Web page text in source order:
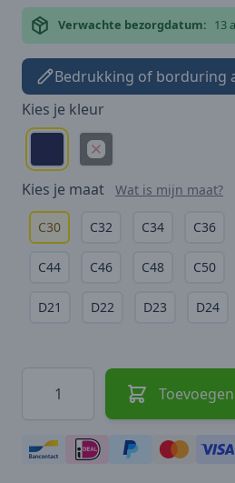
Verwachte bezorgdatum: 13
Bedrukking of borduring
Kies je kleur
Kies je maat Wat is mijn maat?
C30 C32 C34 C36
C44 C46 C48 C50
D21 D22 D23 D24
Hoeveelheid